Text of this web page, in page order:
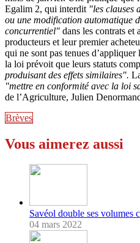
Egalim 2, qui interdit "les clauses
ou une modification automatique
concurrentiel" dans les contrats et
producteurs et leur premier
qui ne sont pas tenues
la loi prévoit que leurs statuts
produisant des effets similaires".
"mettre en conformité avec la loi
de l’Agriculture, Julien
Brèves
Vous aimerez aussi
Savéol double ses volumes
04 mars 2022